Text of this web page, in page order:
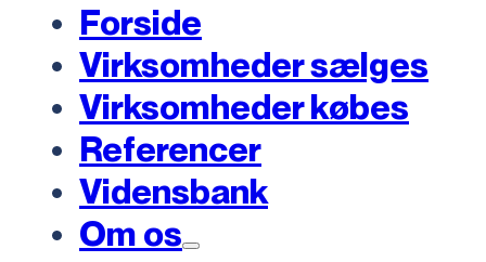
Forside
Virksomheder sælges
Virksomheder købes
Referencer
Vidensbank
Om os